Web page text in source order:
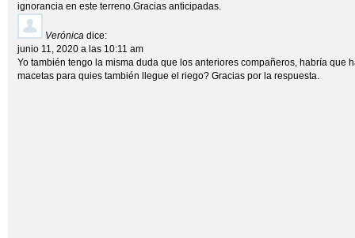
ignorancia en este terreno.Gracias anticipadas.
Verónica dice:
junio 11, 2020 a las 10:11 am
Yo también tengo la misma duda que los anteriores compañeros, habría que
macetas para quies también llegue el riego? Gracias por la respuesta.